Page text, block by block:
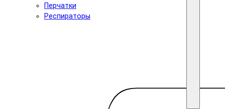
Перчатки
Респираторы